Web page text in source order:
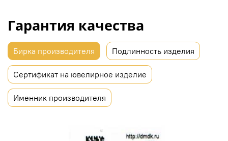
Гарантия качества
Бирка производителя Подлинность изделия
Сертификат на ювелирное изделие
Именник производителя